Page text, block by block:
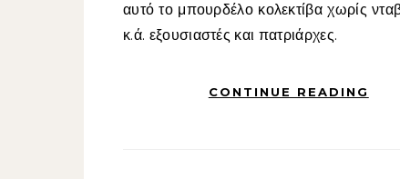
αυτό το μπουρδέλο κολεκτίβα χωρίς
κ.ά. εξουσιαστές και πατριάρχες.
CONTINUE READING